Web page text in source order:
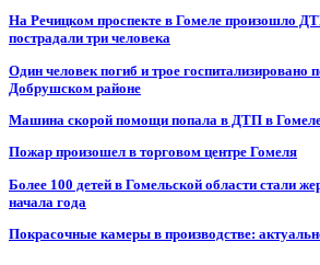
На Речицком проспекте в Гомеле произошло
пострадали три человека
Один человек погиб и трое госпитализировано
Добрушском районе
Машина скорой помощи попала в ДТП в
Пожар произошел в торговом центре Гомеля
Более 100 детей в Гомельской области стали
начала года
Покрасочные камеры в производстве: